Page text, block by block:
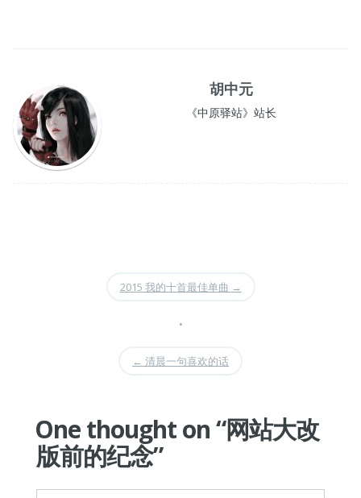
胡中元
《中原驿站》站长
2015 我的十首最佳单曲 →
•
← 清晨一句喜欢的话
One thought on “网站大改
版前的纪念”